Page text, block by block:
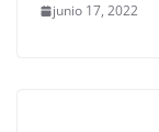
junio 17, 2022